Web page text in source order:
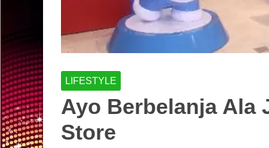
LIFESTYLE
Ayo Berbelanja Ala
Store